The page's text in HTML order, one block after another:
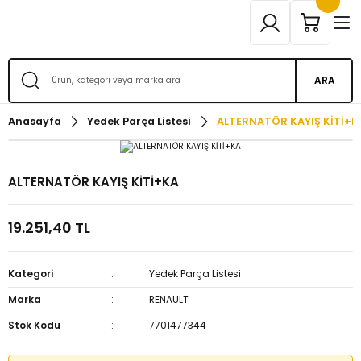
ARA
Anasayfa Yedek Parça Listesi ALTERNATÖR KAYIŞ
ALTERNATÖR KAYIŞ KİTİ+KA
19.251,40 TL
Kategori
Yedek Parça Listesi
Marka
RENAULT
Stok Kodu
7701477344